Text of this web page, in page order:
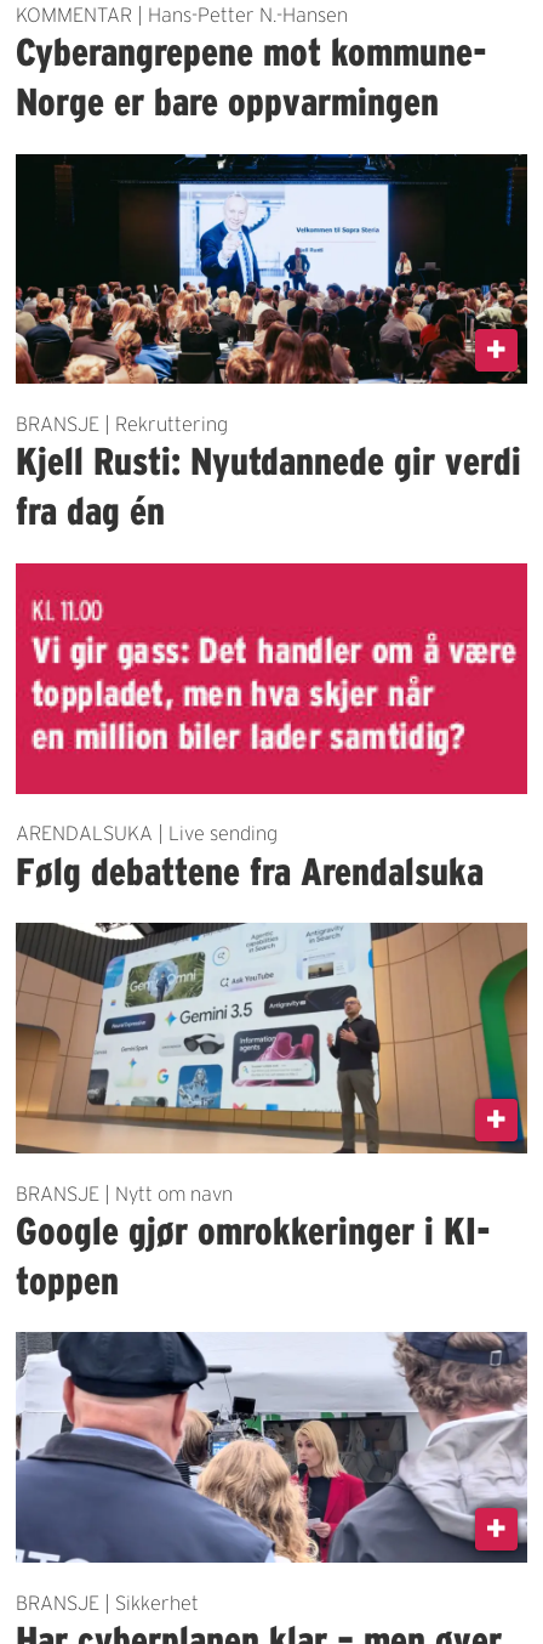
KOMMENTAR | Hans-Petter N.-Hansen
Cyberangrepene mot kommune-
Norge er bare oppvarmingen
BRANSJE | Rekruttering
Kjell Rusti: Nyutdannede gir verdi
fra dag én
ARENDALSUKA | Live sending
Følg debattene fra Arendalsuka
BRANSJE | Nytt om navn
Google gjør omrokkeringer i KI-
toppen
BRANSJE | Sikkerhet